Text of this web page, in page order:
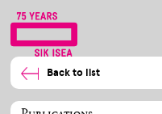
Back to list